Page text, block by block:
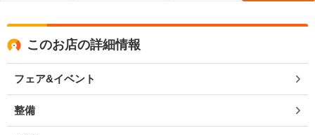
このお店の詳細情報
フェア&イベント
整備